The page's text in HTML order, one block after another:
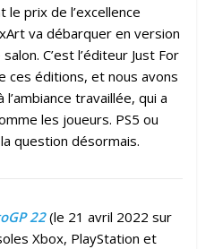
le prix de l’excellence
va débarquer en version
C’est l’éditeur Just For
ces éditions, et nous avons
travaillée, qui a
les joueurs. PS5 ou
question désormais.
22(le 21 avril 2022 sur
Xbox, PlayStation et